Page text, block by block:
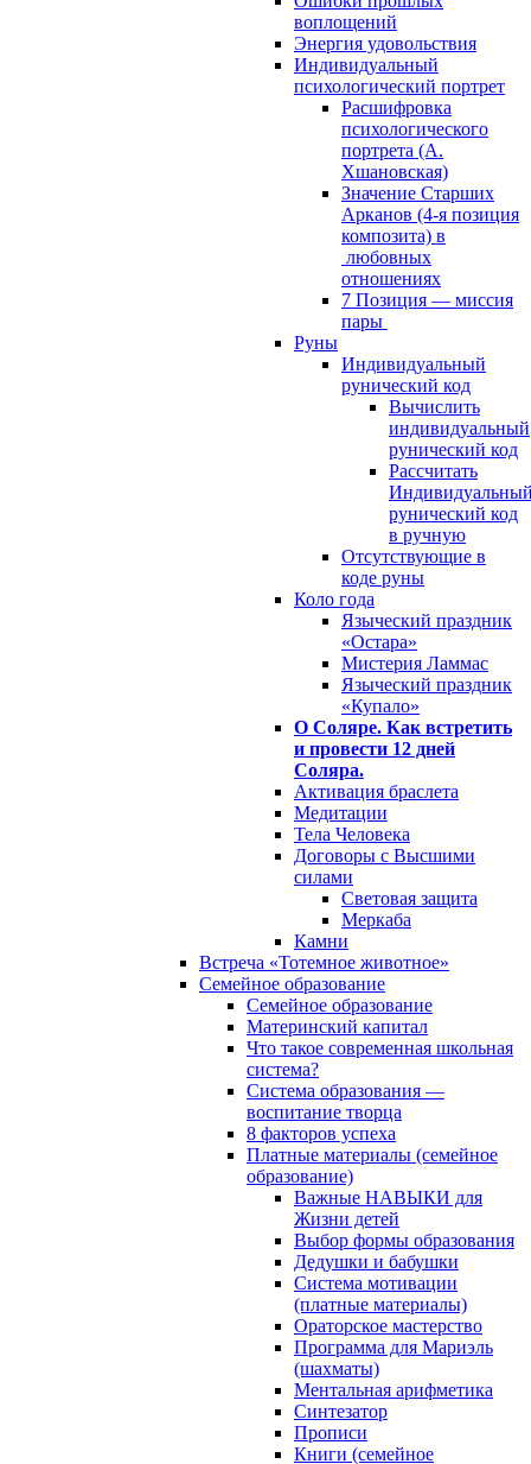
воплощений
Энергия удовольствия
Индивидуальный
психологический портрет
Расшифровка
психологического
портрета (А.
Хшановская)
Значение Старших
Арканов (4-я позиция
композита) в
любовных
отношениях
7 Позиция — миссия
пары
Руны
Индивидуальный
рунический код
Вычислить
индивидуальный
рунический код
Рассчитать
рунический код
в ручную
Отсутствующие в
коде руны
Коло года
Языческий праздник
«Остара»
Мистерия Ламмас
Языческий праздник
«Купало»
О Соляре. Как встретить
и провести 12 дней
Соляра.
Активация браслета
Медитации
Тела Человека
Договоры с Высшими
силами
Световая защита
Меркаба
Камни
Встреча «Тотемное животное»
Семейное образование
Семейное образование
Материнский капитал
Что такое современная школьная
система?
Система образования —
воспитание творца
8 факторов успеха
Платные материалы (семейное
образование)
Важные НАВЫКИ для
Жизни детей
Выбор формы образования
Дедушки и бабушки
Система мотивации
(платные материалы)
Ораторское мастерство
Программа для Мариэль
(шахматы)
Ментальная арифметика
Синтезатор
Прописи
Книги (семейное